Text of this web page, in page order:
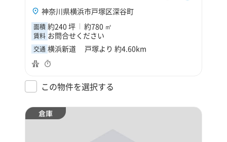
神奈川県横浜市戸塚区深谷町
面積 約240 坪 約780 ㎡
賃料 お問合せください
交通 横浜新道 戸塚より 約4.60km
この物件を選択する
倉庫